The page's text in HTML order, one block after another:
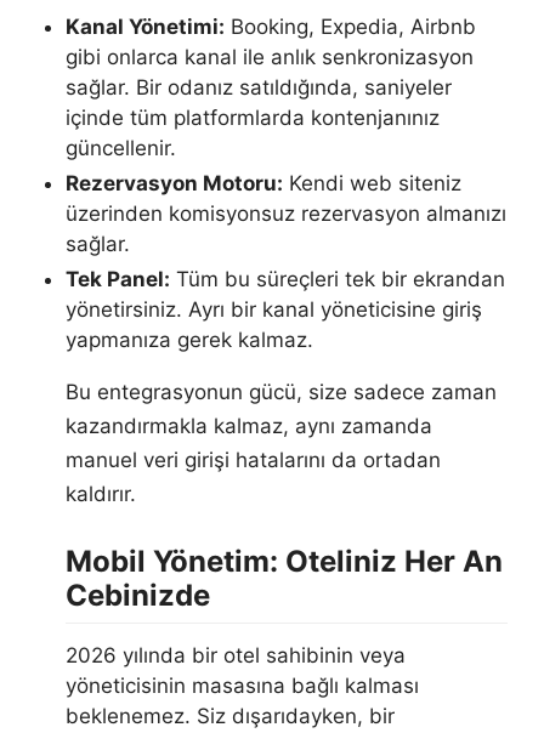
Kanal Yönetimi: Booking, Expedia, Airbnb
gibi onlarca kanal ile anlık senkronizasyon
sağlar. Bir odanız satıldığında, saniyeler
içinde tüm platformlarda kontenjanınız
güncellenir.
Rezervasyon Motoru: Kendi web siteniz
üzerinden komisyonsuz rezervasyon almanızı
sağlar.
Tek Panel: Tüm bu süreçleri tek bir ekrandan
yönetirsiniz. Ayrı bir kanal yöneticisine giriş
yapmanıza gerek kalmaz.
Bu entegrasyonun gücü, size sadece zaman
kazandırmakla kalmaz, aynı zamanda
manuel veri girişi hatalarını da ortadan
kaldırır.
Mobil Yönetim: Oteliniz Her An
Cebinizde
2026 yılında bir otel sahibinin veya
yöneticisinin masasına bağlı kalması
beklenemez. Siz dışarıdayken, bir